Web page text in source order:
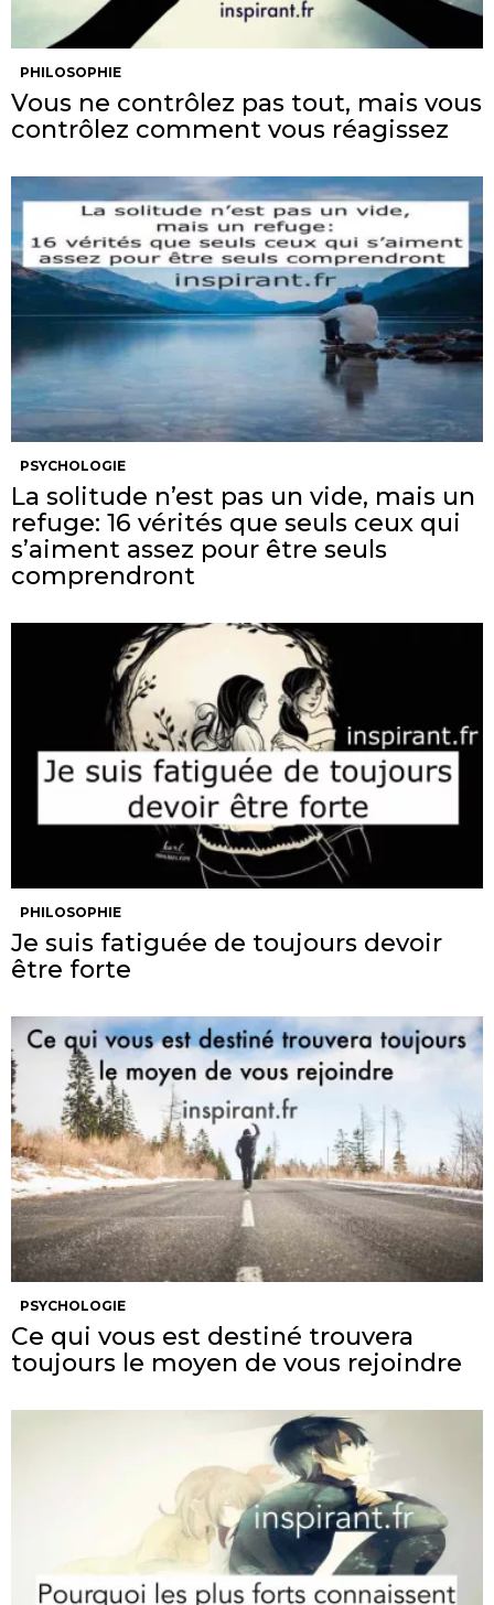
PHILOSOPHIE
Vous ne contrôlez pas tout, mais vous
contrôlez comment vous réagissez
PSYCHOLOGIE
La solitude n’est pas un vide, mais un
refuge: 16 vérités que seuls ceux qui
s’aiment assez pour être seuls
comprendront
PHILOSOPHIE
Je suis fatiguée de toujours devoir
être forte
PSYCHOLOGIE
Ce qui vous est destiné trouvera
toujours le moyen de vous rejoindre